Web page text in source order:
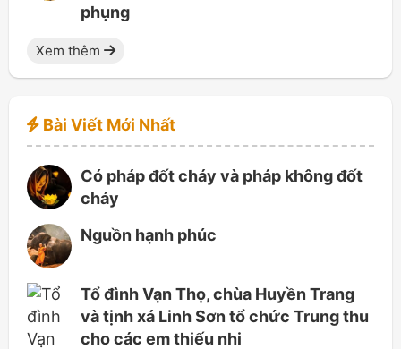
phụng
Xem thêm
Bài Viết Mới Nhất
Có pháp đốt cháy và pháp không đốt
cháy
Nguồn hạnh phúc
Tổ đình Vạn Thọ, chùa Huyền Trang
và tịnh xá Linh Sơn tổ chức Trung thu
cho các em thiếu nhi